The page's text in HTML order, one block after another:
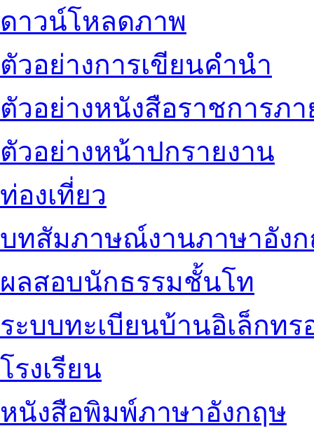
ดาวน์โหลดภาพ
ตัวอย่างการเขียนคำนำ
ตัวอย่างหนังสือราชการภ
ตัวอย่างหน้าปกรายงาน
ท่องเที่ยว
บทสัมภาษณ์งานภาษาอัง
ผลสอบนักธรรมชั้นโท
ระบบทะเบียนบ้านอิเล็กท
โรงเรียน
หนังสือพิมพ์ภาษาอังกฤษ